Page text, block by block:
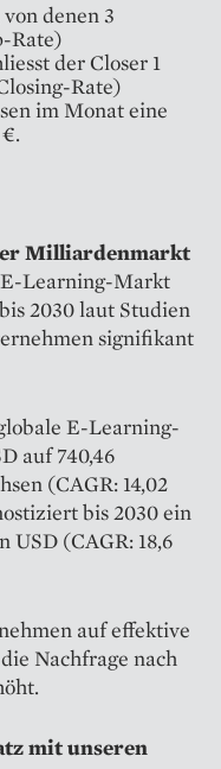
denen 3
Rate)
der Closer 1
Rate)
im Monat eine
Milliardenmarkt
E-Learning-Markt
2030 laut Studien
signifikant
E-Learning-
auf 740,46
(CAGR: 14,02
bis 2030 ein
(CAGR: 18,6
auf effektive
Nachfrage nach
mit unseren